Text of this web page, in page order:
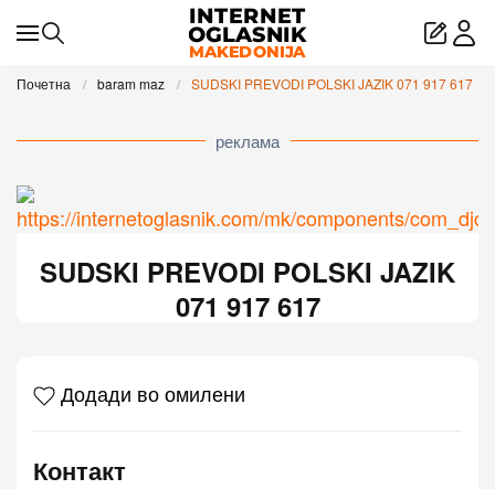
Skip to main content
Почетна baram maz SUDSKI PREVODI POLSKI JAZIK 071 917 617
реклама
SUDSKI PREVODI POLSKI JAZIK
071 917 617
Додади во омилени
Контакт